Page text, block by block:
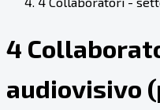
4
audiovisivo